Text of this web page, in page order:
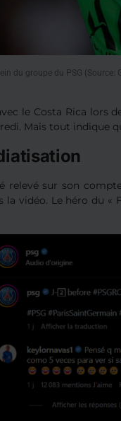
du groupe du PSG (Source:
le Costa Rica lors
Mais tout indique
relevé sur son
la vidéo. Le héro du «